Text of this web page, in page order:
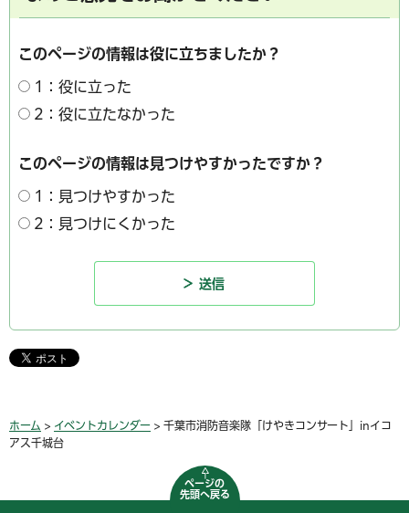
このページの情報は役に立ちましたか？
1：役に立った
2：役に立たなかった
このページの情報は見つけやすかったですか？
1：見つけやすかった
2：見つけにくかった
ホーム > イベントカレンダー > 千葉市消防音楽隊「けやきコンサート」inイコ
アス千城台
ページの
先頭へ戻る